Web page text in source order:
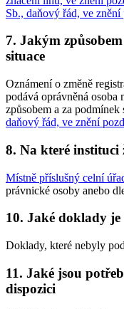
Sb., daňový řád, ve znění
7. Jakým
situace
Oznámení o změně
podává oprávněná osoba
způsobem a za podmínek
daňový řád, ve znění
8. Na které instituci
Místně příslušný celní
právnické osoby anebo
10. Jaké doklady je
Doklady, které nebyly
11. Jaké jsou
dispozici